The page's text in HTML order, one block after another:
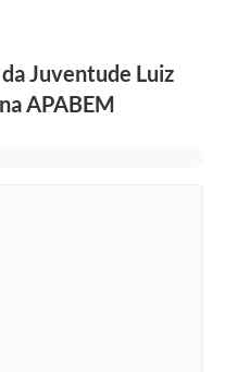
Juventude Luiz
APABEM